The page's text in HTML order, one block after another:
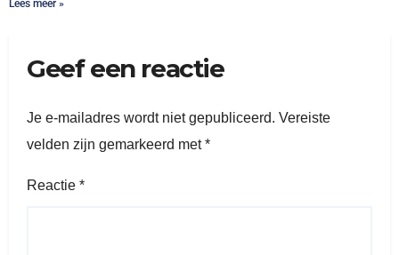
Lees meer »
Geef een reactie
Je e-mailadres wordt niet gepubliceerd. Vereiste
velden zijn gemarkeerd met*
Reactie *